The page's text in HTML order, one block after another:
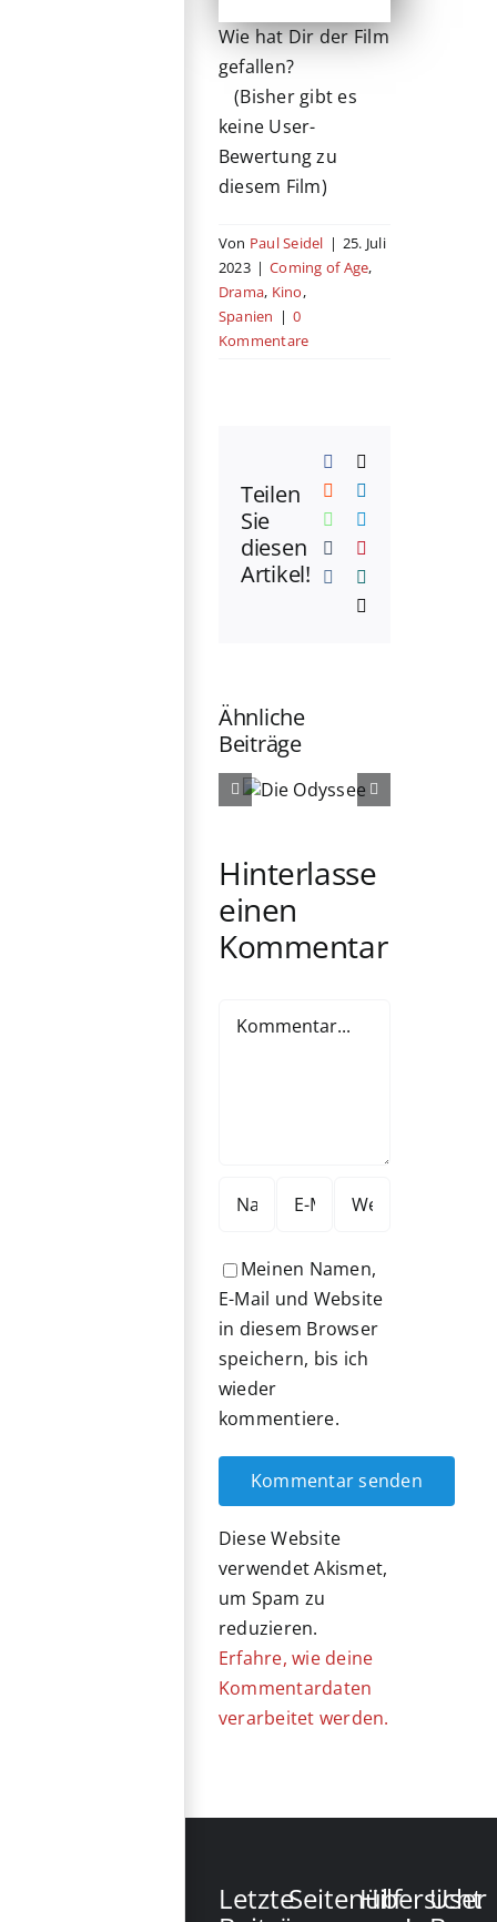
Wie hat Dir der Film
gefallen?
(Bisher gibt es
keine User-
Bewertung zu
diesem Film)
Von Paul Seidel | 25. Juli
2023 | Coming of Age,
Drama, Kino,
Spanien | 0
Kommentare
Teilen
Sie
diesen
Artikel!
Facebook
Reddit
WhatsApp
Tumblr
Ähnliche
Beiträge
Hinterlasse
einen
Kommentar
Meinen Namen,
E-Mail und Website
in diesem Browser
speichern, bis ich
wieder
kommentiere.
Diese Website
verwendet Akismet,
um Spam zu
reduzieren.
Erfahre, wie deine
Kommentardaten
verarbeitet werden.
LetzteSeitenübersicht
Hilf User